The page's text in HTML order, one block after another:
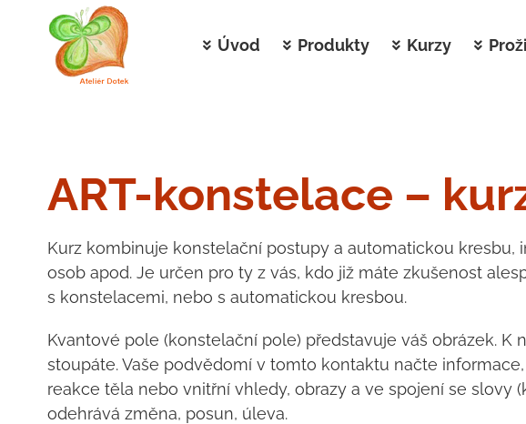
content
Úvod Produkty Kurzy
ART-konstelace –
Kurz kombinuje konstelační postupy a automatickou kresbu,
osob apod. Je určen pro ty z vás, kdo již máte zkušenost
s konstelacemi, nebo s automatickou kresbou.
Kvantové pole (konstelační pole) představuje váš obrázek. K
stoupáte. Vaše podvědomí v tomto kontaktu načte
reakce těla nebo vnitřní vhledy, obrazy a ve spojení se slovy
odehrává změna, posun, úleva.